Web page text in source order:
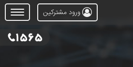
Open
Menu
ورود مشترکین